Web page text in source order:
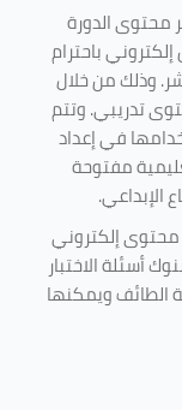
محتوى الدورة
باحترام
وذلك من خلال
تدريبي. وتتم
في إعداد
مفتوحة
الإبداعي.
محتوى إلكتروني
أسئلة الاختبار
الطائف ويمكنها